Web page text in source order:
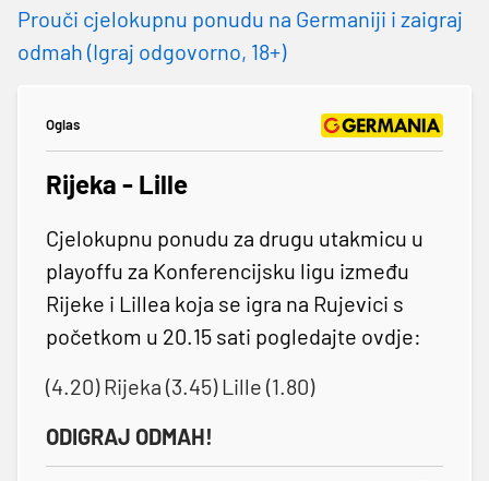
Prouči cjelokupnu ponudu na Germaniji i zaigraj
odmah (Igraj odgovorno, 18+)
Oglas
Rijeka - Lille
Cjelokupnu ponudu za drugu utakmicu u
playoffu za Konferencijsku ligu između
Rijeke i Lillea koja se igra na Rujevici s
početkom u 20.15 sati pogledajte ovdje:
(4.20) Rijeka (3.45) Lille (1.80)
ODIGRAJ ODMAH!